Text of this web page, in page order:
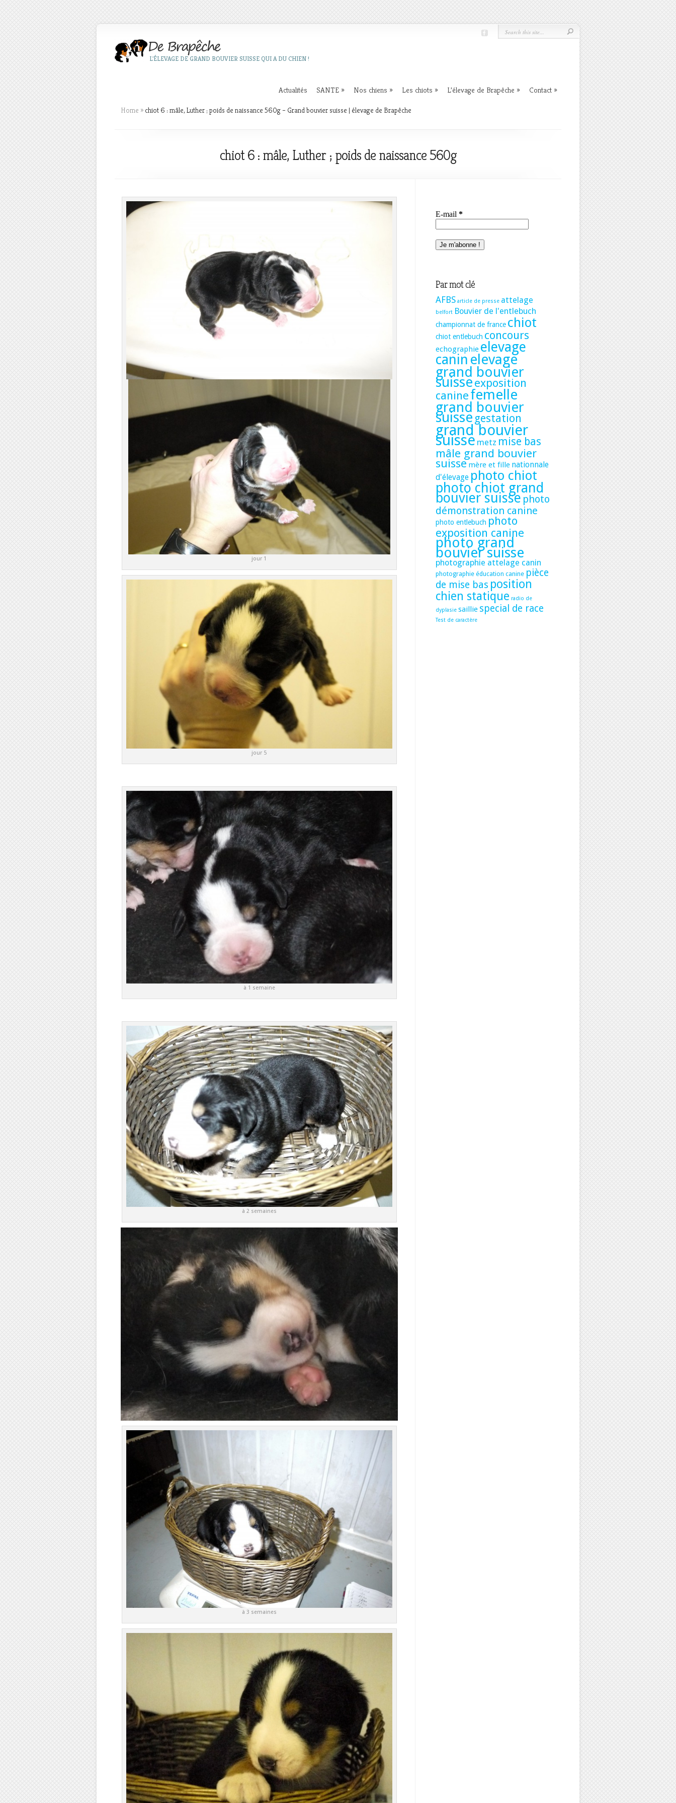
L'ÉLEVAGE DE GRAND BOUVIER SUISSE QUI A DU CHIEN !
Actualités SANTE » Nos chiens » Les chiots » L’élevage de Brapêche » Contact »
Home » chiot 6 : mâle, Luther ; poids de naissance 560g – Grand bouvier suisse | élevage de Brapêche
chiot 6 : mâle, Luther ; poids de naissance 560g
jour 1
jour 5
à 1 semaine
à 2 semaines
à 3 semaines
Par mot clé
AFBS article de presse attelage
belfort Bouvier de l'entlebuch
championnat de france chiot
chiot entlebuch concours
echographie elevage
canin elevage
grand bouvier
suisseexposition
caninefemelle
grand bouvier
suisse gestation
grand bouvier
suisse metz mise bas
mâle grand bouvier
suisse mère et fille nationnale
d'élevage photo chiot
photo chiot grand
bouvier suisse photo
démonstration canine
photo entlebuch photo
exposition canine
photo grand
bouvier suisse
photographie attelage canin
photographie éducation canine pièce
de mise bas position
chien statique radio de
dyplasie saillie special de race
Test de caractère